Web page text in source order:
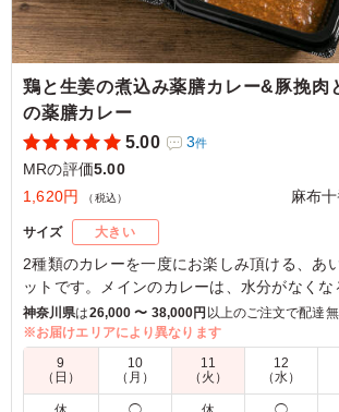
鶏と生姜の煮込み薬膳カレー&豚挽肉
の薬膳カレー
5.00
3件
MRの評価5.00
1,620円
（税込） 麻布
サイズ 大きい
2種類のカレーを一度にお楽しみ頂ける、あ
ットです。メインのカレーは、水分がなく
と生姜の煮込み薬膳カレー"と、旨味が凝縮さ
肉カレー"。
そのままや、ご一緒にまぜて食べるなど、お
お召し上がり下さい。
神奈川県は26,000 〜 38,000円 以上のご注文で配達
※お届けエリアにより異なります
9
（日）
10
（月）
11
（火）
12
（水）